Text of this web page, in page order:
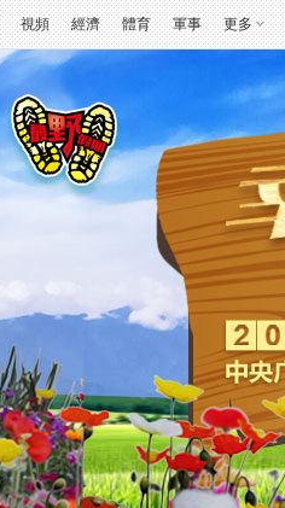
視頻 經濟 體育 軍事 更多